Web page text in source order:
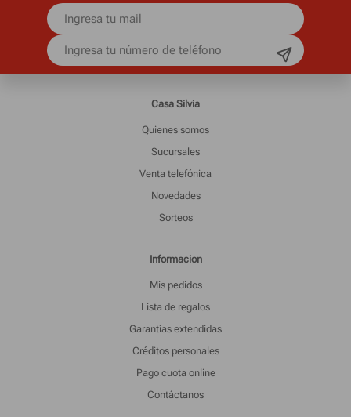
Casa Silvia
Quienes somos
Sucursales
Venta telefónica
Novedades
Sorteos
Informacion
Mis pedidos
Lista de regalos
Garantías extendidas
Créditos personales
Pago cuota online
Contáctanos